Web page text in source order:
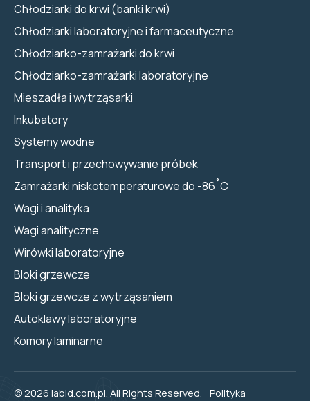
Chłodziarki do krwi (banki krwi)
Chłodziarki laboratoryjne i farmaceutyczne
Chłodziarko-zamrażarki do krwi
Chłodziarko-zamrażarki laboratoryjne
Mieszadła i wytrząsarki
Inkubatory
Systemy wodne
Transport i przechowywanie próbek
Zamrażarki niskotemperaturowe do -86˚C
Wagi i analityka
Wagi analityczne
Wirówki laboratoryjne
Bloki grzewcze
Bloki grzewcze z wytrząsaniem
Autoklawy laboratoryjne
Komory laminarne
© 2026 labid.com.pl. All Rights Reserved.
Polityka